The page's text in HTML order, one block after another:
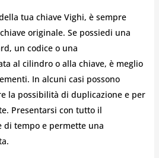
tua chiave Vighi, è sempre
originale. Se possiedi una
un codice o una
al cilindro o alla chiave, è meglio
In alcuni casi possono
la possibilità di duplicazione e per
Presentarsi con tutto il
di tempo e permette una